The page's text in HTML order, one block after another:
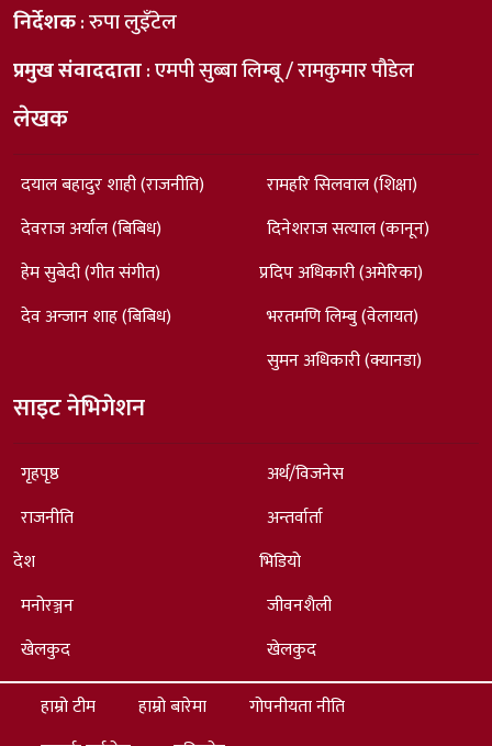
निर्देशक: रुपा लुइँटेल
प्रमुख संवाददाता: एमपी सुब्बा लिम्बू / रामकुमार पौडेल
लेखक
दयाल बहादुर शाही (राजनीति)
देवराज अर्याल (बिबिध)
हेम सुबेदी (गीत संगीत)
देव अन्जान शाह (बिबिध)
रामहरि सिलवाल (शिक्षा)
दिनेशराज सत्याल (कानून)
प्रदिप अधिकारी (अमेरिका)
भरतमणि लिम्बु (वेलायत)
सुमन अधिकारी (क्यानडा)
साइट नेभिगेशन
गृहपृष्ठ
राजनीति
देश
मनोरञ्जन
खेलकुद
अर्थ/विजनेस
अन्तर्वार्ता
भिडियो
जीवनशैली
खेलकुद
हाम्रो टीम
हाम्रो बारेमा
गोपनीयता नीति